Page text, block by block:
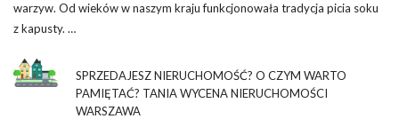
warzyw. Od wieków w naszym kraju funkcjonowała tradycja picia soku
z kapusty. …
SPRZEDAJESZ NIERUCHOMOŚĆ? O CZYM WARTO
PAMIĘTAĆ? TANIA WYCENA NIERUCHOMOŚCI
WARSZAWA